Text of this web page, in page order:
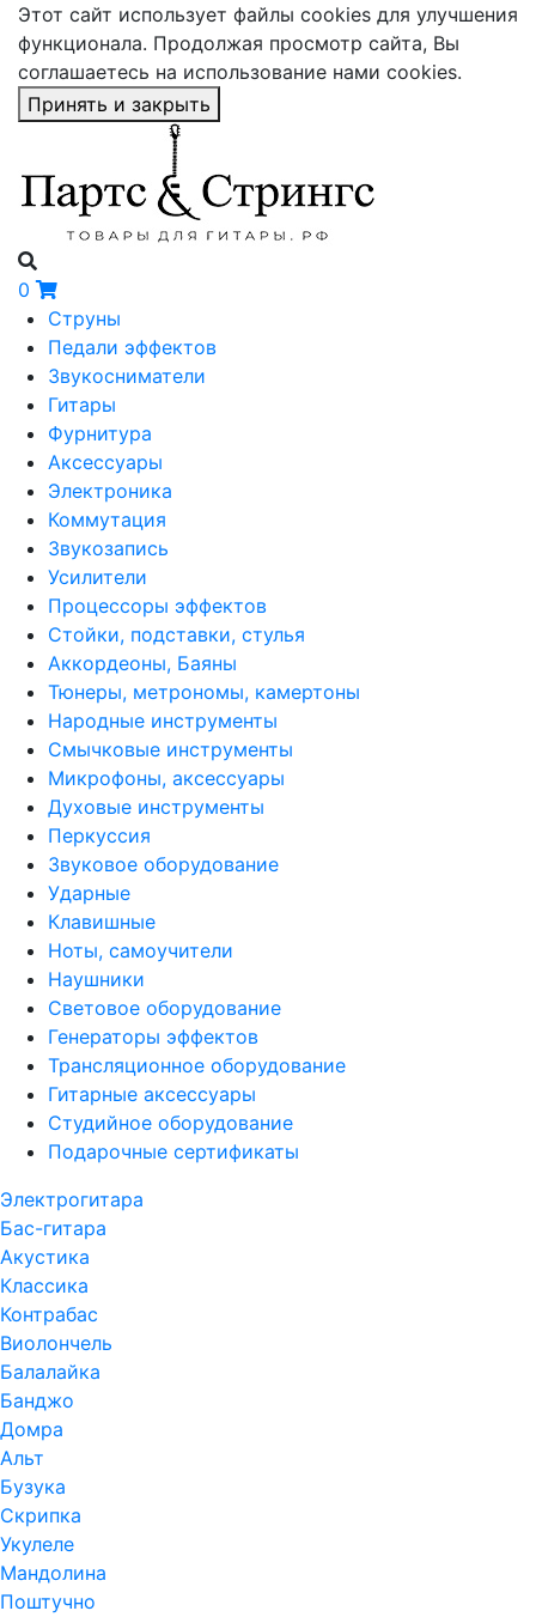
Этот сайт использует файлы cookies для улучшения
функционала. Продолжая просмотр сайта, Вы
соглашаетесь на использование нами cookies.
Принять и закрыть
0
Струны
Педали эффектов
Звукосниматели
Гитары
Фурнитура
Аксессуары
Электроника
Коммутация
Звукозапись
Усилители
Процессоры эффектов
Стойки, подставки, стулья
Аккордеоны, Баяны
Тюнеры, метрономы, камертоны
Народные инструменты
Смычковые инструменты
Микрофоны, аксессуары
Духовые инструменты
Перкуссия
Звуковое оборудование
Ударные
Клавишные
Ноты, самоучители
Наушники
Световое оборудование
Генераторы эффектов
Трансляционное оборудование
Гитарные аксессуары
Студийное оборудование
Подарочные сертификаты
Электрогитара
Бас-гитара
Акустика
Классика
Контрабас
Виолончель
Балалайка
Банджо
Домра
Альт
Бузука
Скрипка
Укулеле
Мандолина
Поштучно